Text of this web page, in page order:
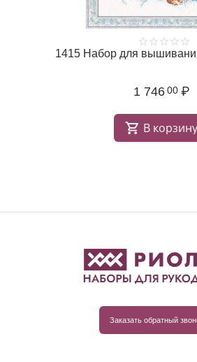
1415 Набор для вышивания
1 746 00 ₽
В корзину
Заказать обратный